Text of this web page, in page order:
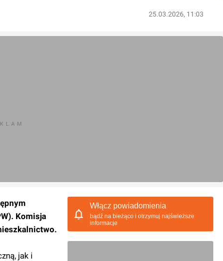
25.03.2026, 11:03
Komisja
jak i
Włącz powiadomienia
bądź na bieżąco i otrzymuj najświeższe
informacje